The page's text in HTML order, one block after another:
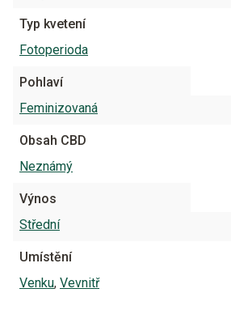
Typ kvetení
Fotoperioda
Pohlaví
Feminizovaná
Obsah CBD
Neznámý
Výnos
Střední
Umístění
Venku, Vevnitř